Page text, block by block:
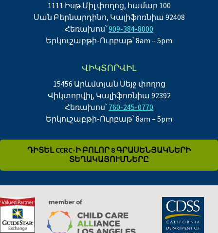
1111 Իսթ Միլ փողոց, համար 100
Սան Բերնարդինո, Կալիֆոռնիա 92408
Հեռախոս՝909-384-8000
Երկուշաբթի-Ուրբաթ՝ 8am – 5pm
ՎԻԿՏՈՐՎԻԼ
15456 Արևմտյան Սեյջ փողոց
Վիկտորվիլ, Կալիֆոռնիա 92392
Հեռախոս՝760-245-0770
Երկուշաբթի-Ուրբաթ՝ 8am – 5pm
ԴԻՏԵԼ CCRC-Ի ԲՈԼՈՐ 8 ԳՐԱՍԵՆՅԱԿՆԵՐԻ
ՏԵՂԱԿԱՅՈՒՄՆԵՐԸ